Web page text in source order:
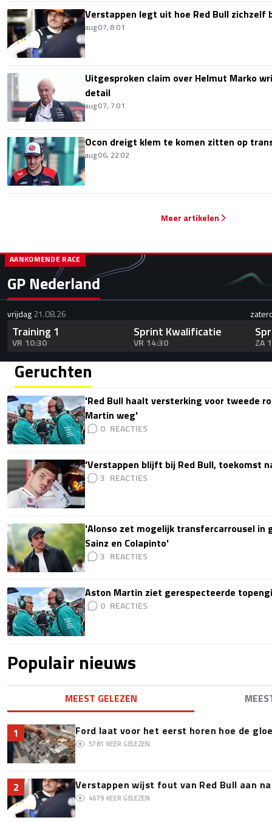
Verstappen legt uit hoe Red Bull zichzelf
aug 07, 8:01
Uitgesproken claim over Helmut Marko
detail
aug 07, 7:01
Ocon dreigt klem te komen zitten op
aug 06, 22:02
Meer artikelen
GP Nederland
AANKOMENDE RACE
vrijdag21.08.26
Training 1
VR 10:30
Sprint Kwalificatie
VR 14:30 ZA
Geruchten
'Red Bull haalt versterking voor tweede
Martin weg'
0
'Verstappen blijft bij Red Bull, toekomst
3
'Alonso zet mogelijk transfercarrousel in
Sainz en Colapinto'
3
Aston Martin ziet gerespecteerde
0
Populair nieuws
MEEST GELEZEN
1 Ford laat voor het eerst horen hoe de
5781 KEER GELEZEN
2 Verstappen wijst fout van Red Bull aan
4679 KEER GELEZEN